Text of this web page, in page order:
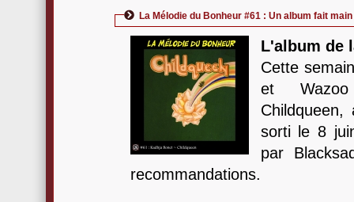
La Mélodie du Bonheur #61 : Un album fait
L'album de
Cette
et
sorti le 8
par
recommandations.